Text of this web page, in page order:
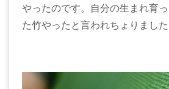
やったのです。自分の生まれ育
た竹やったと言われちょりました